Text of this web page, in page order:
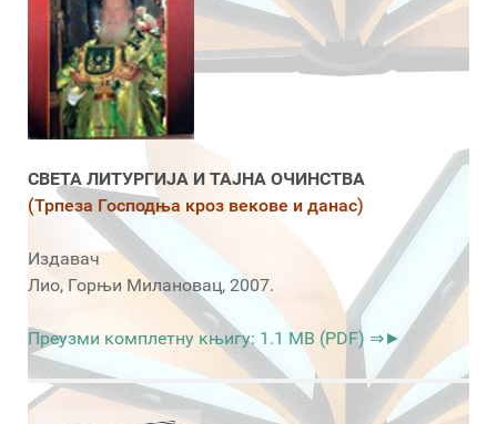
СВЕТА ЛИТУРГИЈА И ТАЈНА ОЧИНСТВА
(Трпеза Господња кроз векове и данас)
Издавач
Лио, Горњи Милановац, 2007.
Преузми комплетну књигу: 1.1 MB (PDF) ⇒►